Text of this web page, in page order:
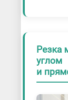
Резка
углом
и